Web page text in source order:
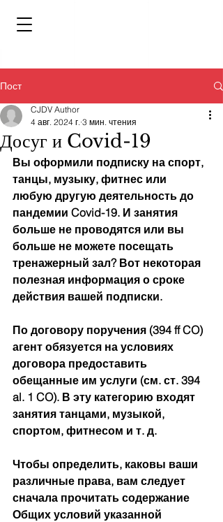
Пост
Досуг и Covid-19
CJDV Author
4 авг. 2024 г. 3 мин. чтения
Вы оформили подписку на спорт,
танцы, музыку, фитнес или
любую другую деятельность до
пандемии Covid-19. И занятия
больше не проводятся или вы
больше не можете посещать
тренажерный зал? Вот некоторая
полезная информация о сроке
действия вашей подписки.
По договору поручения (394 ff CO)
агент обязуется на условиях
договора предоставить
обещанные им услуги (см. ст. 394
al. 1 CO). В эту категорию входят
занятия танцами, музыкой,
спортом, фитнесом и т. д.
Чтобы определить, каковы ваши
различные права, вам следует
сначала прочитать содержание
Общих условий указанной